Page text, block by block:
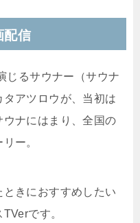
配信
じるサウナー（サウナ
アツロウが、当初は
ナにはまり、全国の
ー。
きにおすすめしたい
です。